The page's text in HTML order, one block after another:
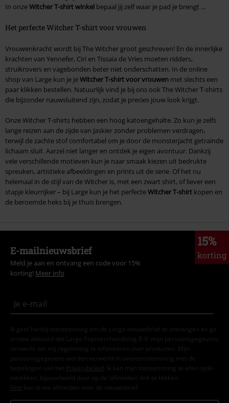
In onzeWitcher T-shirt winkel bepaal jij zelf waar je pad je brengt ...
Het perfecte Witcher T-shirt voor vrouwen
Vrouwenkracht wordt bij The Witcher groot geschreven! En de innerlijke
krachten van Yennefer, Ciri en Tissaia de Vries moeten ridders,
struikrovers en vagebonden beter niet onderschatten. In de online
shop van Large kun je jeWitcher T-shirt voor vrouwen met slechts een
paar klikken bestellen. Natuurlijk vind je bij ons ook The Witcher T-shirts
die bijzonder nauwsluitend zijn, zodat je precies jouw look krijgt.
Onze Witcher T-shirts hebben een hoog katoengehalte. Zo kun je zelfs
lange reizen aan de zijde van Jaskier zonder problemen verdragen,
terwijl de zachte stof comfortabel om je door de monsterjacht getrainde
lichaam sluit. Aarzel niet langer en ontdek je eigen avontuur. Dankzij
vele verschillende motieven kun je naar smaak kiezen uit bedrukte
spreuken, artistieke afbeeldingen en prints uit de serie. Of het nu
helemaal in de stijl van de Witcher is, met een zwart shirt, of liever een
stapje kleurrijker – bij Large kun je het perfecteWitcher T-shirt kopen en
de beroemde heks bij je thuis brengen.
15%
korting
E-mailnieuwsbrief
Meld je aan en ontvang een code voor 15%
korting! Meer info
Ik geef hierbij toestemming om de Large-nieuwsbrief te ontvangen en ga
ermee akkoord dat Large Popmerchandising B.V. mijn persoonsgegevens
verwerkt om mij regelmatig te informeren over producten. Mijn
persoonsgegevens worden verwerkt in overeenstemming met de
bepalingen van het
Privacybeleid . Ik kan mijn toestemming te allen tijde
intrekken, bijvoorbeeld door op de ‘afmelden’-link te klikken.
Hier kan ik me afmelden voor de nieuwsbrief.